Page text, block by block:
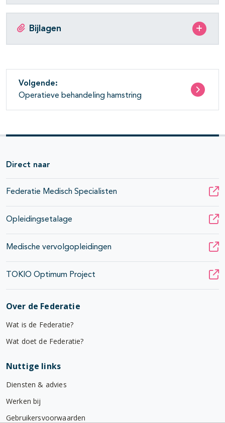
Bijlagen
Volgende:
Operatieve behandeling hamstring
Direct naar
Federatie Medisch Specialisten
Opleidingsetalage
Medische vervolgopleidingen
TOKIO Optimum Project
Over de Federatie
Wat is de Federatie?
Wat doet de Federatie?
Nuttige links
Diensten & advies
Werken bij
Gebruikersvoorwaarden